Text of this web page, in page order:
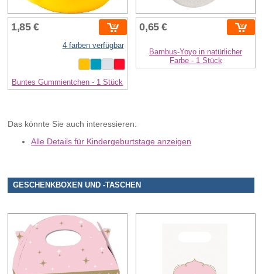
1,85 €
4 farben verfügbar
Buntes Gummientchen - 1 Stück
0,65 €
Bambus-Yoyo in natürlicher
Farbe - 1 Stück
Das könnte Sie auch interessieren:
Alle Details für Kindergeburtstage anzeigen
GESCHENKBOXEN UND -TASCHEN